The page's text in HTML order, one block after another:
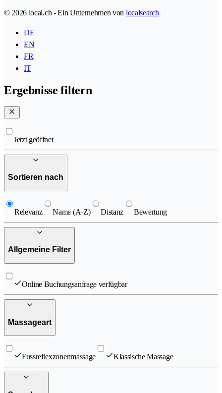
© 2026 local.ch - Ein Unternehmen von localsearch
DE
EN
FR
IT
Ergebnisse filtern
Jetzt geöffnet
Sortieren nach
Relevanz Name (A-Z) Distanz Bewertung
Allgemeine Filter
Online Buchungsanfrage verfügbar
Massageart
Fussreflexzonenmassage Klassische Massage